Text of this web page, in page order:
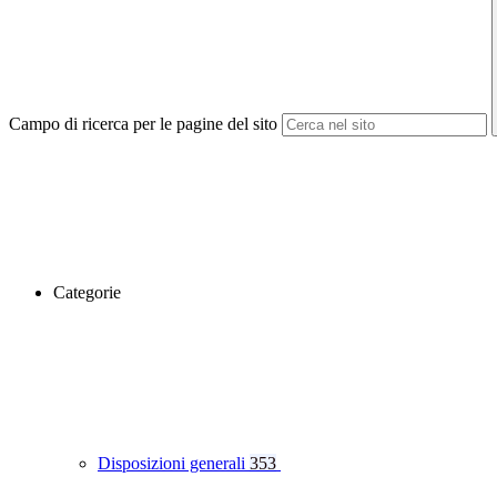
Campo di ricerca per le pagine del sito
Categorie
Disposizioni generali 353